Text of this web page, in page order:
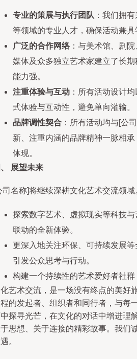
专业的策展与执行团队 ：我们拥
等领域的专业人才，确保活动兼具
广泛的合作网络：与美术馆、剧
媒体及众多独立艺术家建立了长
能力强。
注重体验与互动 ：所有活动设计
式体验与互动性，避免单向灌输。
品牌调性契合 ：所有活动均与[公
新、注重内涵的品牌精神一脉相
体现。
展望未来
司名称]将继续深耕文化艺术交流领域
探索数字艺术、虚拟现实等科技
联动的全新体验。
更深入地关注环保、可持续发展
引发公众思考与行动。
构建一个持续性的艺术爱好者社群
艺术交流，是一场没有终点的美好
的发起者、组织者和同行者，与每
探寻光芒，在文化的对话中增进理
思想、关于连接的精彩故事。我们
。